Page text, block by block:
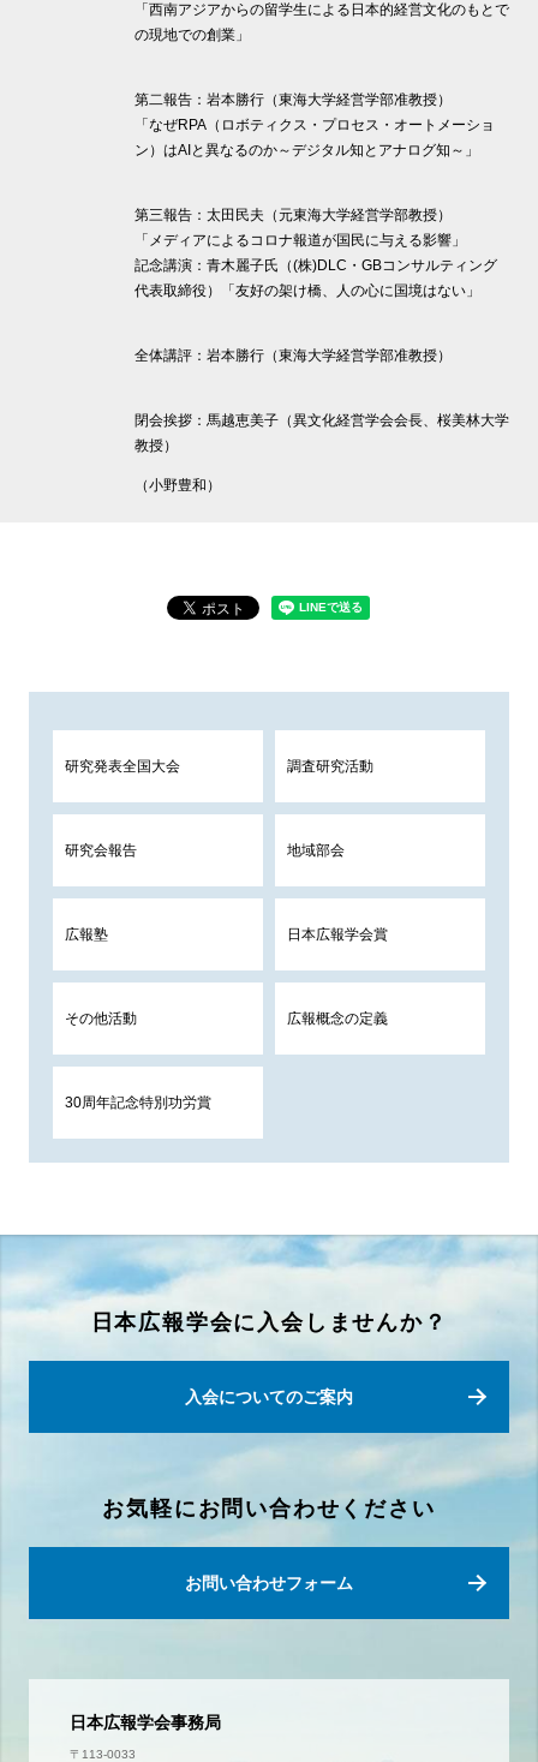
「西南アジアからの留学生による日本的経営文化のもとで
の現地での創業」
第二報告：岩本勝行（東海大学経営学部准教授）
「なぜRPA（ロボティクス・プロセス・オートメーショ
ン）はAIと異なるのか～デジタル知とアナログ知～」
第三報告：太田民夫（元東海大学経営学部教授）
「メディアによるコロナ報道が国民に与える影響」
記念講演：青木麗子氏（(株)DLC・GBコンサルティング
代表取締役）「友好の架け橋、人の心に国境はない」
全体講評：岩本勝行（東海大学経営学部准教授）
閉会挨拶：馬越恵美子（異文化経営学会会長、桜美林大学
教授）
（小野豊和）
研究発表全国大会 調査研究活動
研究会報告 地域部会
広報塾 日本広報学会賞
その他活動 広報概念の定義
30周年記念特別功労賞
日本広報学会に入会しませんか？
入会についてのご案内
お気軽にお問い合わせください
お問い合わせフォーム
日本広報学会事務局
〒113-0033